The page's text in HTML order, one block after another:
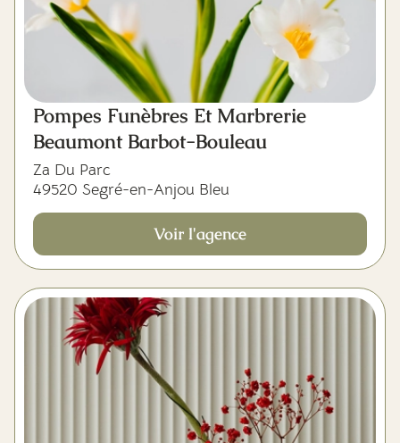
Pompes Funèbres Et Marbrerie
Beaumont Barbot-Bouleau
Za Du Parc
49520 Segré-en-Anjou Bleu
Voir l'agence